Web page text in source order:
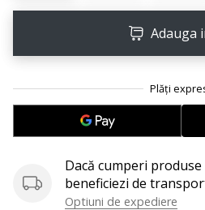
Adauga
Dacă cumperi produse
beneficiezi de
Optiuni de expediere